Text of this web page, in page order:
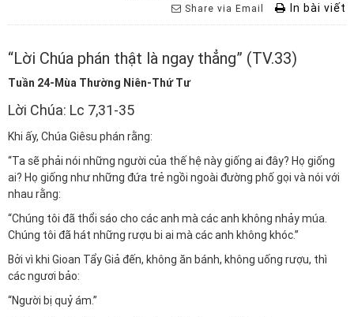
Share via Email
In bài viết
“Lời Chúa phán thật là ngay thẳng” (TV.33)
Tuần 24-Mùa Thường Niên-Thứ Tư
Lời Chúa: Lc 7,31-35
Khi ấy, Chúa Giêsu phán rằng:
“Ta sẽ phải nói những người của thế hệ này giống ai đây? Họ giống
ai? Họ giống như những đứa trẻ ngồi ngoài đường phố gọi và nói với
nhau rằng:
“Chúng tôi đã thổi sáo cho các anh mà các anh không nhảy múa.
Chúng tôi đã hát những rượu bi ai mà các anh không khóc.”
Bởi vì khi Gioan Tẩy Giả đến, không ăn bánh, không uống rượu, thì
các ngươi bảo:
“Người bị quỷ ám.”